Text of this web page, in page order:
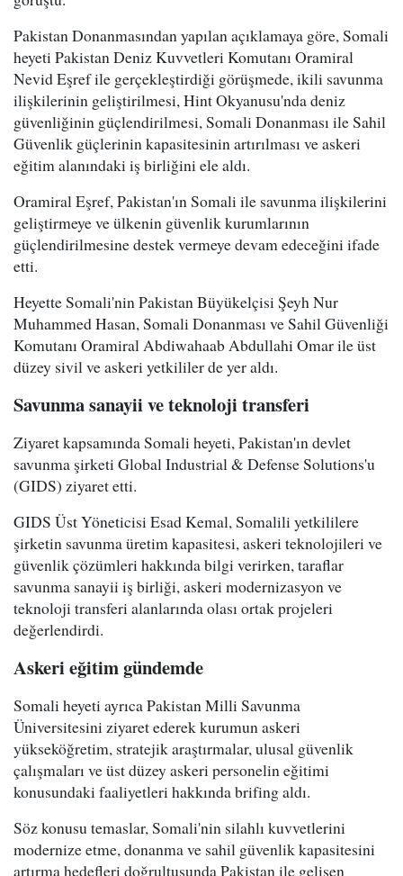
Pakistan Donanmasından yapılan açıklamaya göre, Somali
heyeti Pakistan Deniz Kuvvetleri Komutanı Oramiral
Nevid Eşref ile gerçekleştirdiği görüşmede, ikili savunma
ilişkilerinin geliştirilmesi, Hint Okyanusu'nda deniz
güvenliğinin güçlendirilmesi, Somali Donanması ile Sahil
Güvenlik güçlerinin kapasitesinin artırılması ve askeri
eğitim alanındaki iş birliğini ele aldı.
Oramiral Eşref, Pakistan'ın Somali ile savunma ilişkilerini
geliştirmeye ve ülkenin güvenlik kurumlarının
güçlendirilmesine destek vermeye devam edeceğini ifade
etti.
Heyette Somali'nin Pakistan Büyükelçisi Şeyh Nur
Muhammed Hasan, Somali Donanması ve Sahil Güvenliği
Komutanı Oramiral Abdiwahaab Abdullahi Omar ile üst
düzey sivil ve askeri yetkililer de yer aldı.
Savunma sanayii ve teknoloji transferi
Ziyaret kapsamında Somali heyeti, Pakistan'ın devlet
savunma şirketi Global Industrial & Defense Solutions'u
(GIDS) ziyaret etti.
GIDS Üst Yöneticisi Esad Kemal, Somalili yetkililere
şirketin savunma üretim kapasitesi, askeri teknolojileri ve
güvenlik çözümleri hakkında bilgi verirken, taraflar
savunma sanayii iş birliği, askeri modernizasyon ve
teknoloji transferi alanlarında olası ortak projeleri
değerlendirdi.
Askeri eğitim gündemde
Somali heyeti ayrıca Pakistan Milli Savunma
Üniversitesini ziyaret ederek kurumun askeri
yükseköğretim, stratejik araştırmalar, ulusal güvenlik
çalışmaları ve üst düzey askeri personelin eğitimi
konusundaki faaliyetleri hakkında brifing aldı.
Söz konusu temaslar, Somali'nin silahlı kuvvetlerini
modernize etme, donanma ve sahil güvenlik kapasitesini
artırma hedefleri doğrultusunda Pakistan ile gelişen